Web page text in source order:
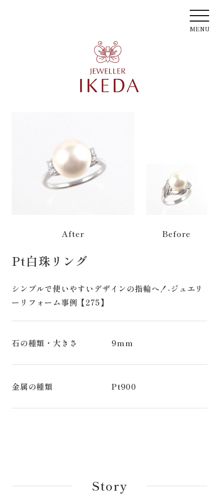
After Before
Pt白珠リング
シンプルで使いやすいデザインの指輪へ！-ジュエリ
ーリフォーム事例【275】
石の種類・大きさ 9mm
金属の種類 Pt900
Story